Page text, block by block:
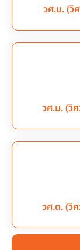
วศ.บ. (วิ
วศ.ม. (วิ
วศ.ด. (วิ